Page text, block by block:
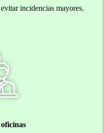
incidencias mayores.